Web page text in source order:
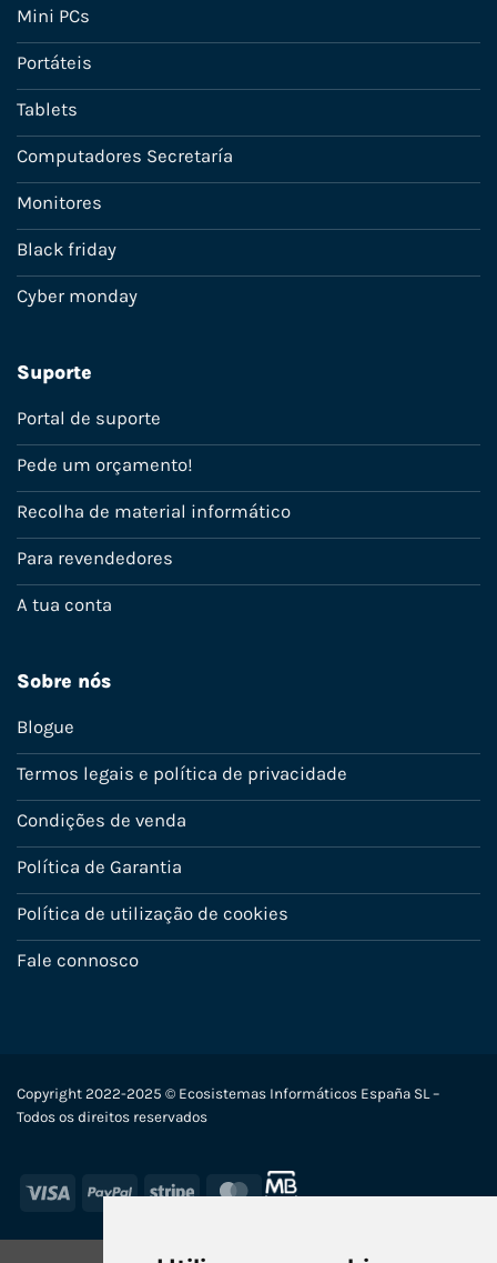
Mini PCs
Portáteis
Tablets
Computadores Secretaría
Monitores
Black friday
Cyber monday
Suporte
Portal de suporte
Pede um orçamento!
Recolha de material informático
Para revendedores
A tua conta
Sobre nós
Blogue
Termos legais e política de privacidade
Condições de venda
Política de Garantia
Política de utilização de cookies
Fale connosco
Copyright 2022-2025 © Ecosistemas Informáticos España SL –
Todos os direitos reservados
Visa PayPal Stripe MasterCard